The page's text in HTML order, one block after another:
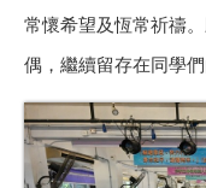
常懷希望及恆常祈禱
偶，繼續留存在同學們